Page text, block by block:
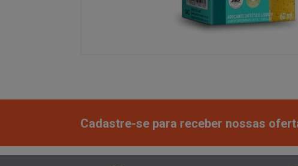
Cadastre-se para receber nossas